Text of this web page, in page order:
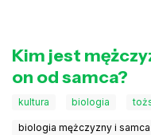
Kim jest
on od samca?
kultura biologia
biologia mężczyzny i samca